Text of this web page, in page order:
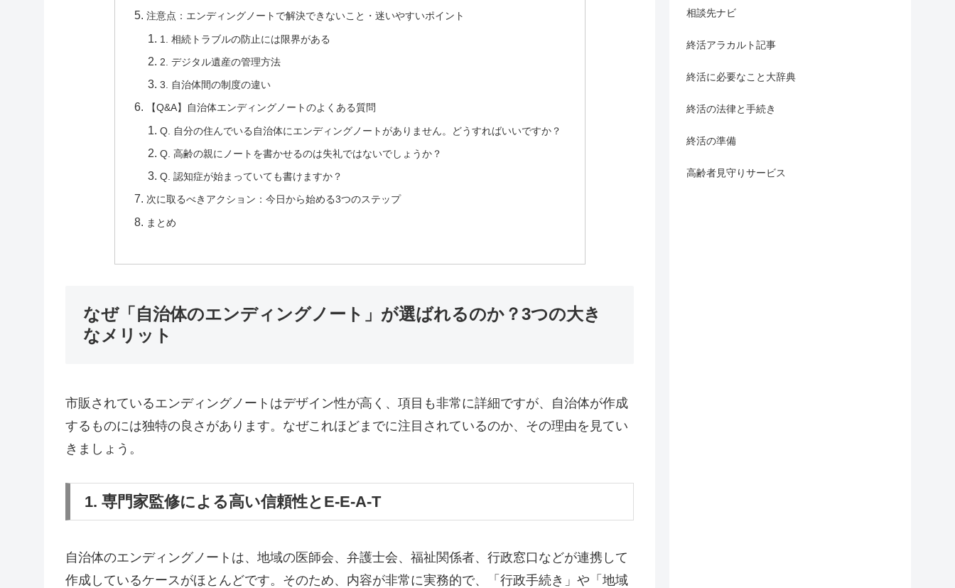
注意点：エンディングノートで解決できないこと・迷いやすいポイント
1. 相続トラブルの防止には限界がある
2. デジタル遺産の管理方法
3. 自治体間の制度の違い
【Q&A】自治体エンディングノートのよくある質問
Q. 自分の住んでいる自治体にエンディングノートがありません。どうすればいいですか？
Q. 高齢の親にノートを書かせるのは失礼ではないでしょうか？
Q. 認知症が始まっていても書けますか？
次に取るべきアクション：今日から始める3つのステップ
まとめ
なぜ「自治体のエンディングノート」が選ばれるのか？3つの大き
なメリット
市販されているエンディングノートはデザイン性が高く、項目も非常に詳細ですが、自治体が作成
するものには独特の良さがあります。なぜこれほどまでに注目されているのか、その理由を見てい
きましょう。
1. 専門家監修による高い信頼性とE-E-A-T
自治体のエンディングノートは、地域の医師会、弁護士会、福祉関係者、行政窓口などが連携して
作成しているケースがほとんどです。そのため、内容が非常に実務的で、「行政手続き」や「地域
相談先ナビ
終活アラカルト記事
終活に必要なこと大辞典
終活の法律と手続き
終活の準備
高齢者見守りサービス